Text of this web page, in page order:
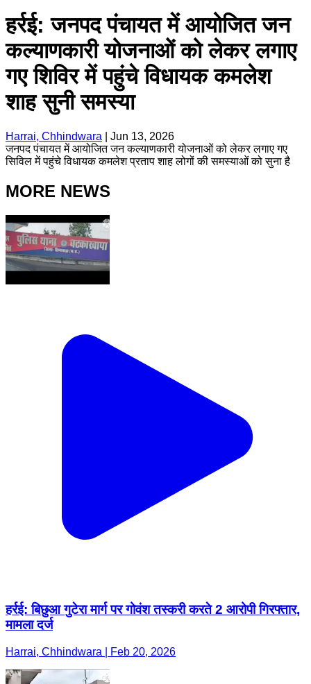
हर्रई: जनपद पंचायत में आयोजित जन
कल्याणकारी योजनाओं को लेकर लगाए
गए शिविर में पहुंचे विधायक कमलेश
शाह सुनी समस्या
Harrai, Chhindwara
Jun 13, 2026
जनपद पंचायत में आयोजित जन कल्याणकारी योजनाओं को लेकर लगाए गए
सिविल में पहुंचे विधायक कमलेश प्रताप शाह लोगों की समस्याओं को सुना है
MORE NEWS
हर्रई: बिछुआ गुटेरा मार्ग पर गोवंश तस्करी करते 2 आरोपी गिरफ्तार,
मामला दर्ज
Harrai, Chhindwara | Feb 20, 2026